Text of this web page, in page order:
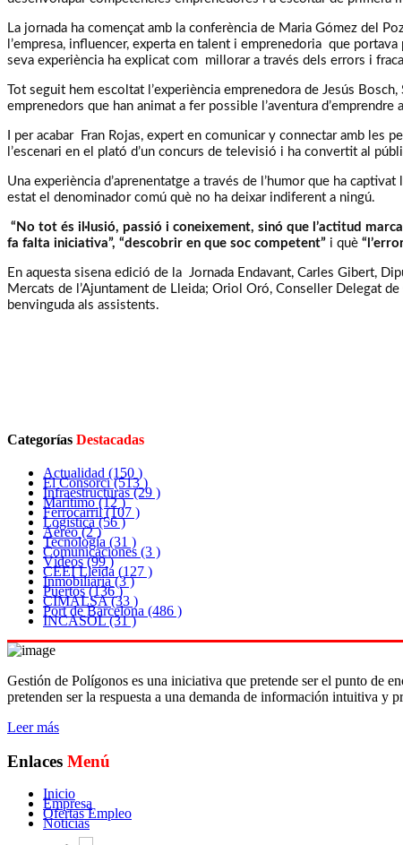
La jornada ha començat amb la conferència de Maria Gómez del
l’empresa, influencer, experta en talent i emprenedoria que
seva experiència ha explicat com millorar a través dels errors i
Tot seguit hem escoltat l’experiència emprenedora de Jesús
emprenedors que han animat a fer possible l’aventura d’emprendre
I per acabar Fran Rojas, expert en comunicar y connectar amb les
l’escenari en el plató d’un concurs de televisió i ha convertit al
Una experiència d’aprenentatge a través de l’humor que ha
estat el denominador comú què no ha deixar indiferent a ningú.
“No tot és il·lusió, passió i coneixement, sinó que l’actitud
fa falta iniciativa”, “descobrir en que soc competent” i què
En aquesta sisena edició de la Jornada Endavant, Carles Gibert,
Mercats de l’Ajuntament de Lleida; Oriol Oró, Conseller Delegat
benvinguda als assistents.
Categorías Destacadas
Actualidad (150 )
El Consorci(513 )
Infraestructuras(29 )
Marítimo(12 )
Ferrocarril(107 )
Logística(56 )
Aéreo(2 )
Tecnología (31 )
Comunicaciones (3 )
Vídeos(99 )
CEEI Lleida (127 )
Inmobiliaria(3 )
Puertos(136 )
CIMALSA(33 )
Port de Barcelona (486 )
INCASOL(31 )
Gestión de Polígonos es una iniciativa que pretende ser el punto de
pretenden ser la respuesta a una demanda de información intuitiva y
Leer más
Enlaces Menú
Inicio
Empresa
Ofertas Empleo
Noticias